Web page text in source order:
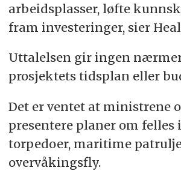
arbeidsplasser, løfte
fram investeringer, sier
Uttalelsen gir ingen
prosjektets tidsplan eller
Det er ventet at ministrene
presentere planer om felles
torpedoer, maritime
overvåkingsfly.